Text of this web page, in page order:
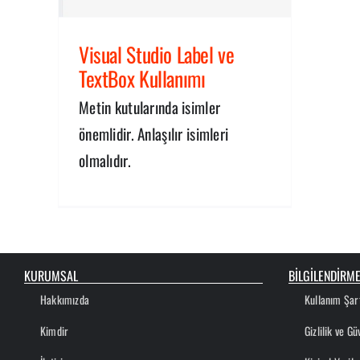
Visual Studio Label ve
TextBox Kullanımı
Metin kutularında isimler
önemlidir. Anlaşılır isimleri
olmalıdır.
KURUMSAL
Hakkımızda
Kimdir
BİLGİLENDİRME
Kullanım
Gizlilik ve